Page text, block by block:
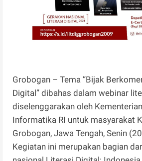
Grobogan – Tema ”Bijak
Digital” dibahas dalam webinar
diselenggarakan oleh
Informatika RI untuk masyarakat
Grobogan, Jawa Tengah, Senin
Kegiatan ini merupakan bagian